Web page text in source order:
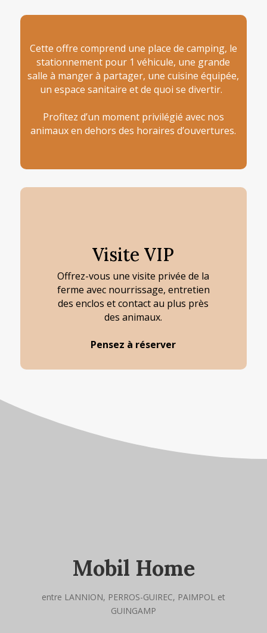
Cette offre comprend une place de camping, le
stationnement pour 1 véhicule, une grande
salle à manger à partager, une cuisine équipée,
un espace sanitaire et de quoi se divertir.
Profitez d’un moment privilégié avec nos
animaux en dehors des horaires d’ouvertures.
Visite VIP
Offrez-vous une visite privée de la
ferme avec nourrissage, entretien
des enclos et contact au plus près
des animaux.
Pensez à réserver
Mobil Home
entre LANNION, PERROS-GUIREC, PAIMPOL et
GUINGAMP